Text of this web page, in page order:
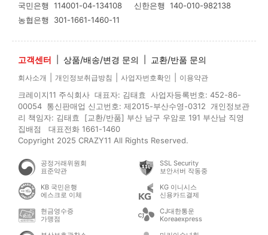
국민은행 114001-04-134108 신한은행 140-010-982138
농협은행 301-1661-1460-11
고객센터 상품/배송/변경 문의 교환/반품 문의
회사소개 개인정보취급방침 사업자번호확인 이용약관
크레이지11 주식회사 대표자: 김태효 사업자등록번호: 452-86-
00054 통신판매업 신고번호: 제2015-부산수영-0312 개인정보관
리 책임자: 김태효 [교환/반품] 부산 남구 우암로 191 부산남 직영
집배점 대표전화 1661-1460
Copyright 2025 CRAZY11 All Rights Reserved.
공정거래위원회
표준약관
SSL Security
보안서버 작동중
KB 국민은행
에스크로 이체
KG 이니시스
신용카드결제
현금영수증
가맹점
CJ대한통운
Koreaexpress